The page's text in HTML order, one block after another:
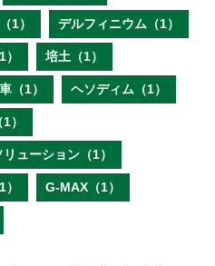
1） デルフィニウム（1）
培土（1）
（1） ヘソディム（1）
）
ューション（1）
G-MAX（1）